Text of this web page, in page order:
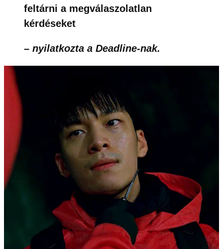
feltárni a megválaszolatlan
kérdéseket
– nyilatkozta a Deadline-nak.